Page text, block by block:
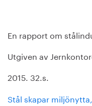
En rapport om
Utgiven av
2015. 32.s.
Stål skapar